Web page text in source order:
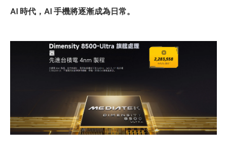
AI 時代，AI 手機將逐漸成為日常。